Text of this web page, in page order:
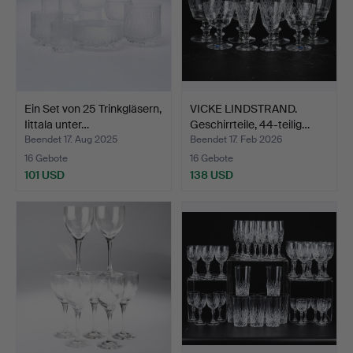
Ein Set von 25 Trinkgläsern,
Iittala unter…
Beendet 17. Aug 2025
16 Gebote
101 USD
VICKE LINDSTRAND.
Geschirrteile, 44-teilig…
Beendet 17. Feb 2026
16 Gebote
138 USD